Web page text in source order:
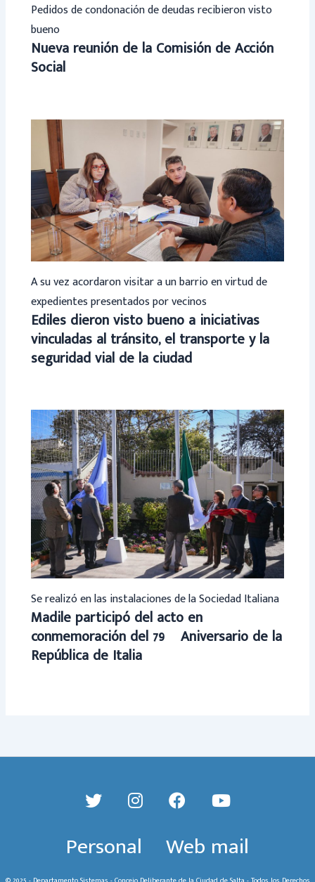
Pedidos de condonación de deudas recibieron visto
bueno
Nueva reunión de la Comisión de Acción
Social
A su vez acordaron visitar a un barrio en virtud de
expedientes presentados por vecinos
Ediles dieron visto bueno a iniciativas
vinculadas al tránsito, el transporte y la
seguridad vial de la ciudad
Se realizó en las instalaciones de la Sociedad Italiana
Madile participó del acto en
conmemoración del 79º Aniversario de la
República de Italia
Personal Web mail